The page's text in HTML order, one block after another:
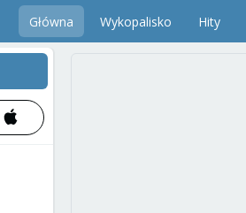
Główna Wykopalisko Hity